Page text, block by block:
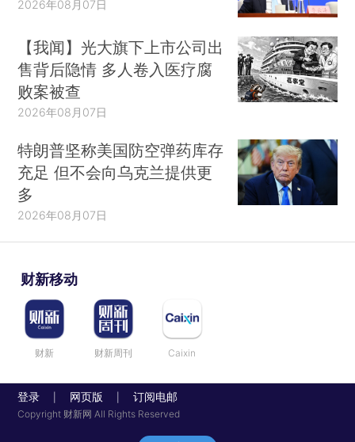
2026年08月07日
【我闻】光大旗下上市公司出
售背后隐情 多人卷入医疗腐
败案被查
2026年08月07日
特朗普坚称美国防空弹药库存
充足 但不会向乌克兰提供更
多
2026年08月07日
财新移动
财新 财新周刊 Caixin
登录 网页版 订阅电邮
Copyright 财新网 All Rights Reserved